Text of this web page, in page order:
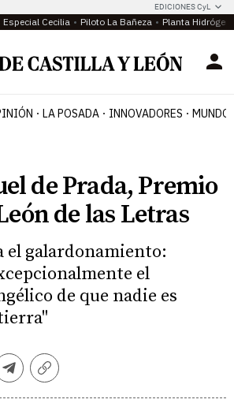
EDICIONES CyL
Especial Cecilia Piloto La Bañeza Planta
LA POSADA INNOVADORES MUNDO
de Prada, Premio
de las Letras
el galardonamiento:
el
de que nadie es
TelegramCopiar